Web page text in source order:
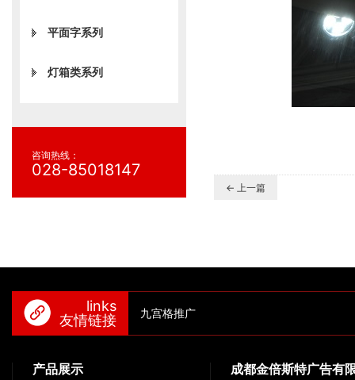
平面字系列
灯箱类系列
咨询热线：
028-85018147
← 上一篇
links
友情链接
九宫格推广
产品展示 成都金倍斯特广告有